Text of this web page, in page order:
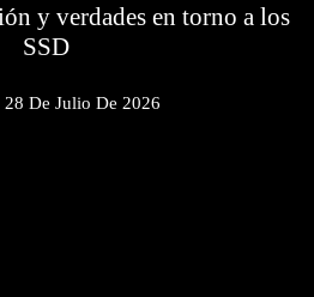
y verdades en torno a los
SSD
28 De Julio De 2026